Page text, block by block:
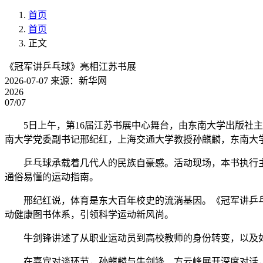
首页
首页
正文
《冠军讲乒乓球》亮相江苏书展
2026-07-07 来源：新华网
2026
07/07
5日上午，第16届江苏书展中心舞台，由东南大学出版社主
南大学党委副书记邢纪红，上海交通大学教授孙麒麟，东南
乒乓球承载着几代人的民族自豪感。活动现场，本书执行
通俗易懂的运动指南。
邢纪红说，体育是东大百年校史的流淌基因。《冠军讲乒
动健康图书体系，引领科学运动新风尚。
牛剑锋讲述了从职业运动员到高校教师的身份转变，以及